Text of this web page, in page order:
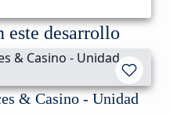
este desarrollo
& Casino - Unidad